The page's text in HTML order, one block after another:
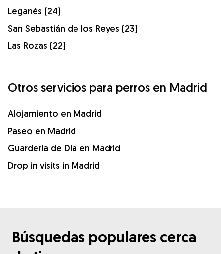
Leganés (24)
San Sebastián de los Reyes (23)
Las Rozas (22)
Otros servicios para perros en Madrid
Alojamiento en Madrid
Paseo en Madrid
Guardería de Día en Madrid
Drop in visits in Madrid
Búsquedas populares cerca